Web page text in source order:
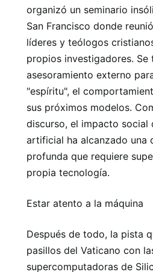
organizó un seminario
San Francisco donde
líderes y teólogos
propios investigadores. Se
asesoramiento externo
"espíritu", el
sus próximos modelos.
discurso, el impacto social
artificial ha alcanzado una
profunda que requiere
propia tecnología.
Estar atento a la máquina
Después de todo, la pista
pasillos del Vaticano con
supercomputadoras de